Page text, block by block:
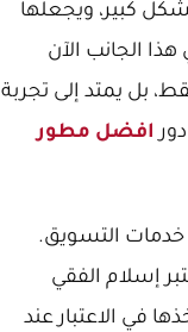
كبير، ويجعلها
الجانب الآن
على المحتوى فقط، بل يمتد إلى تجربة
افضل مطور
خدمات التسويق.
إسلام الفقي
في الاعتبار عند